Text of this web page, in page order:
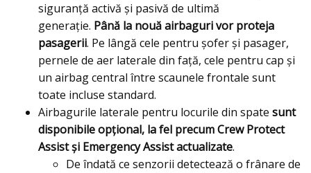
siguranță activă și pasivă de ultimă
generație. Până la nouă airbaguri vor proteja
pasagerii. Pe lângă cele pentru şofer şi pasager,
pernele de aer laterale din față, cele pentru cap și
un airbag central între scaunele frontale sunt
toate incluse standard.
Airbagurile laterale pentru locurile din spate sunt
disponibile opțional, la fel precum Crew Protect
Assist și Emergency Assist actualizate.
De îndată ce senzorii detectează o frânare de